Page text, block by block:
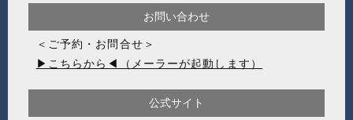
お問い合わせ
＜ご予約・お問合せ＞
▶こちらから◀（メーラーが起動します）
公式サイト